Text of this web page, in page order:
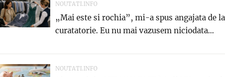
NOUTATI.INFO
„Mai este si rochia”, mi-a spus angajata de la
curatatorie. Eu nu mai vazusem niciodata...
NOUTATI.INFO